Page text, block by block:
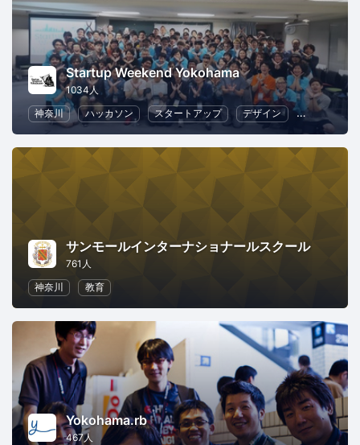
Startup Weekend Yokohama
1034人
神奈川
ハッカソン スタートアップ デザイン マーケティ
サンモールインターナショナールスクール
761人
神奈川
教育
Yokohama.rb
467人